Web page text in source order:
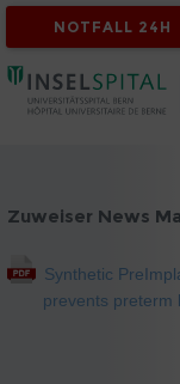
NOTFALL 24H
Zuweiser News
Synthetic
prevents preterm